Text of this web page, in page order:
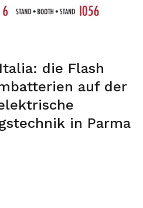
die Flash
auf der
in Parma